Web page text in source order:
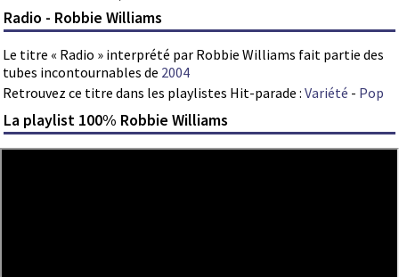
Radio - Robbie Williams
Le titre « Radio » interprété par Robbie Williams fait partie des
tubes incontournables de 2004
Retrouvez ce titre dans les playlistes Hit-parade : Variété - Pop
La playlist 100% Robbie Williams